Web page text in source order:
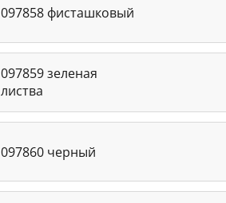
097858 фисташковый
097859 зеленая
листва
097860 черный